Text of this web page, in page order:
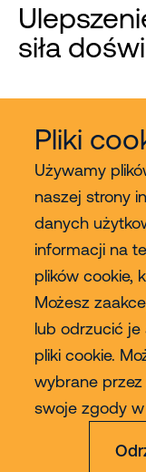
Pliki
Używamy
naszej strony
danych
informacji na
plików cookie,
Możesz
lub odrzucić je
pliki cookie.
wybrane przez
swoje zgody
siła
Usługi
Sprzedaż
Contact
Więcej